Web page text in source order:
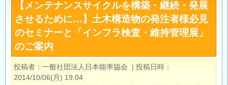
月
に
新
し
い
建
【メンテナンスサイクルを構築・継続・発展
させるために…】土木構造物の発注者様必見
のセミナーと「インフラ検査・維持管理展」
のご案内
投稿者 一般社団法人日本能率協会 | 投稿日時
2014/10/06(月) 19:04